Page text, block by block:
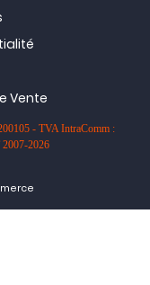
Vente
- TVA IntraComm :
2026